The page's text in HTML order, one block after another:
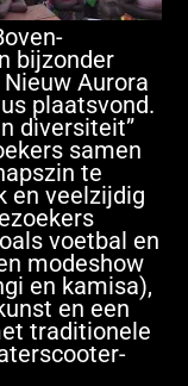
bijzonder
Aurora
plaatsvond.
diversiteit”
samen
te
en veelzijdig
voetbal en
modeshow
en kamisa),
en een
traditionele